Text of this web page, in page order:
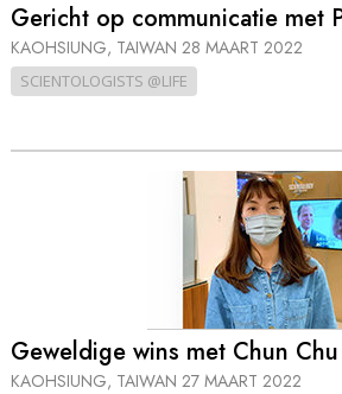
Gericht op communicatie met
KAOHSIUNG, TAIWAN 28 MAART 2022
SCIENTOLOGISTS @LIFE
Geweldige wins met Chun
KAOHSIUNG, TAIWAN 27 MAART 2022